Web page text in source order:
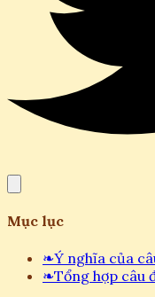
Mục lục
❧Ý nghĩa của
❧Tổng hợp câu